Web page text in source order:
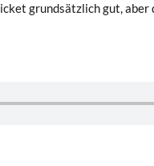
grundsätzlich gut,